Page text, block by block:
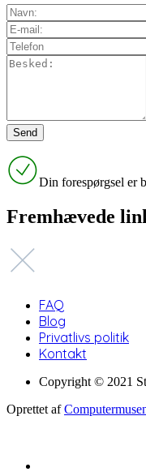
Din forespørgsel er
Fremhævede
FAQ
Blog
Privatlivs politik
Kontakt
Copyright © 2021
Oprettet af